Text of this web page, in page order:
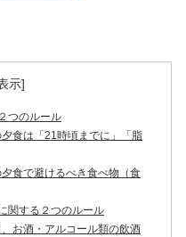
示]
つのルール
食は「21時頃までに」「脂
食で避けるべき食べ物（食
関する２つのルール
お酒・アルコール類の飲酒